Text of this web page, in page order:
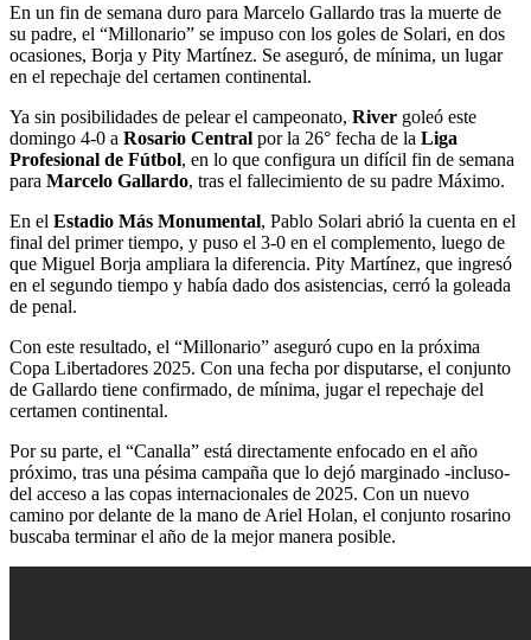
En un fin de semana duro para Marcelo Gallardo tras la muerte de
su padre, el “Millonario” se impuso con los goles de Solari, en dos
ocasiones, Borja y Pity Martínez. Se aseguró, de mínima, un lugar
en el repechaje del certamen continental.
Ya sin posibilidades de pelear el campeonato, River goleó este
domingo 4-0 a Rosario Central por la 26° fecha de la Liga
Profesional de Fútbol, en lo que configura un difícil fin de semana
para Marcelo Gallardo, tras el fallecimiento de su padre Máximo.
En el Estadio Más Monumental, Pablo Solari abrió la cuenta en el
final del primer tiempo, y puso el 3-0 en el complemento, luego de
que Miguel Borja ampliara la diferencia. Pity Martínez, que ingresó
en el segundo tiempo y había dado dos asistencias, cerró la goleada
de penal.
Con este resultado, el “Millonario” aseguró cupo en la próxima
Copa Libertadores 2025. Con una fecha por disputarse, el conjunto
de Gallardo tiene confirmado, de mínima, jugar el repechaje del
certamen continental.
Por su parte, el “Canalla” está directamente enfocado en el año
próximo, tras una pésima campaña que lo dejó marginado -incluso-
del acceso a las copas internacionales de 2025. Con un nuevo
camino por delante de la mano de Ariel Holan, el conjunto rosarino
buscaba terminar el año de la mejor manera posible.